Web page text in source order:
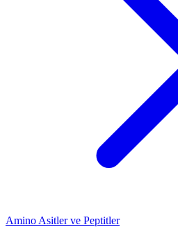
Amino Asitler ve Peptitler